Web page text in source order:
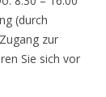
(durch
zur
Sie sich vor